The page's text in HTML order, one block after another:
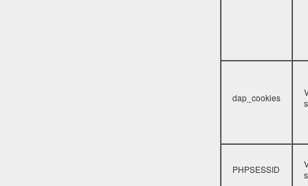
dap_cookies
PHPSESSID